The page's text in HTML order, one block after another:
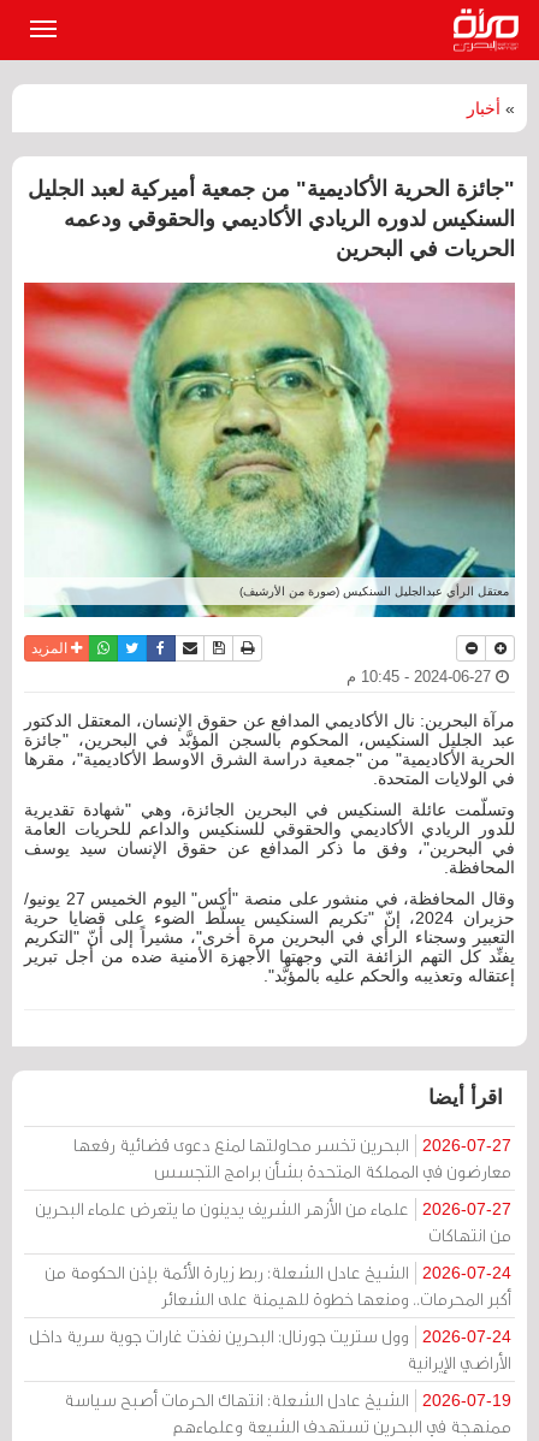
» أخبار
"جائزة الحرية الأكاديمية" من جمعية أميركية لعبد الجليل
السنكيس لدوره الريادي الأكاديمي والحقوقي ودعمه
الحريات في البحرين
معتقل الرأي عبدالجليل السنكيس (صورة من الأرشيف)
نسخة للطباعة
حفظ الموضوع
أرسل الى صديق
فيسبوكتويترواتسابالمزيد
مرآة البحرين: نال الأكاديمي المدافع عن حقوق الإنسان، المعتقل الدكتور
عبد الجليل السنكيس، المحكوم بالسجن المؤبَّد في البحرين، "جائزة
الحرية الأكاديمية" من "جمعية دراسة الشرق الاوسط الأكاديمية"، مقرها
في الولايات المتحدة.
وتسلّمت عائلة السنكيس في البحرين الجائزة، وهي "شهادة تقديرية
للدور الريادي الأكاديمي والحقوقي للسنكيس والداعم للحريات العامة
في البحرين"، وفق ما ذكر المدافع عن حقوق الإنسان سيد يوسف
المحافظة.
وقال المحافظة، في منشور على منصة "أكس" اليوم الخميس 27 يونيو/
حزيران 2024، إنّ "تكريم السنكيس يسلّط الضوء على قضايا حرية
التعبير وسجناء الرأي في البحرين مرة أخرى"، مشيراً إلى أنّ "التكريم
يفنِّد كل التهم الزائفة التي وجهتها الأجهزة الأمنية ضده من أجل تبرير
إعتقاله وتعذيبه والحكم عليه بالمؤبَّد".
اقرأ أيضا
2026-07-27
البحرين تخسر محاولتها لمنع دعوى قضائية رفعها
معارضون في المملكة المتحدة بشأن برامج التجسس
2026-07-27
علماء من الأزهر الشريف يدينون ما يتعرض علماء البحرين
من انتهاكات
2026-07-24
الشيخ عادل الشعلة: ربط زيارة الأئمة بإذن الحكومة من
أكبر المحرمات.. ومنعها خطوة للهيمنة على الشعائر
2026-07-24
وول ستريت جورنال: البحرين نفذت غارات جوية سرية داخل
الأراضي الإيرانية
2026-07-19
الشيخ عادل الشعلة: انتهاك الحرمات أصبح سياسة
ممنهجة في البحرين تستهدف الشيعة وعلماءهم